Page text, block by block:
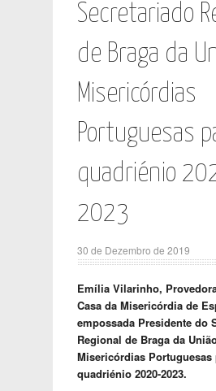
Secretariado
de Braga da
Misericórdias
Portuguesas
quadriénio
2023
30 de Dezembro de 2019
Emília Vilarinho,
Casa da Misericórdia de
empossada Presidente do
Regional de Braga da
Misericórdias Portuguesas
quadriénio 2020-2023.